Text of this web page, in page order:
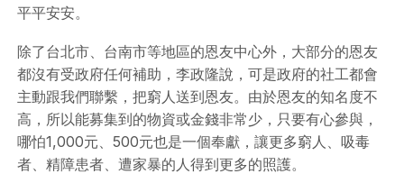
平平安安。
除了台北市、台南市等地區的恩友中心外，大部分的恩友
都沒有受政府任何補助，李政隆說，可是政府的社工都會
主動跟我們聯繫，把窮人送到恩友。由於恩友的知名度不
高，所以能募集到的物資或金錢非常少，只要有心參與，
哪怕1,000元、500元也是一個奉獻，讓更多窮人、吸毒
者、精障患者、遭家暴的人得到更多的照護。